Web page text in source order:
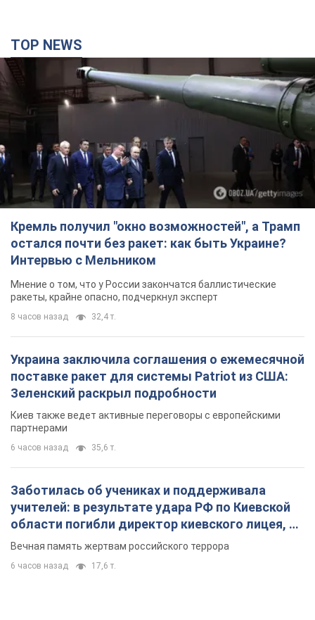
Кремль получил "окно возможностей", а Трамп
остался почти без ракет: как быть Украине?
Интервью с Мельником
Мнение о том, что у России закончатся баллистические
ракеты, крайне опасно, подчеркнул эксперт
Украина заключила соглашения о ежемесячной
поставке ракет для системы Patriot из США:
Зеленский раскрыл подробности
Киев также ведет активные переговоры с европейскими
партнерами
6 часов назад 35,6 т.
Заботилась об учениках и поддерживала
учителей: в результате удара РФ по Киевской
области погибли директор киевского лицея, её
муж и внук
Вечная память жертвам российского террора
6 часов назад 17,6 т.